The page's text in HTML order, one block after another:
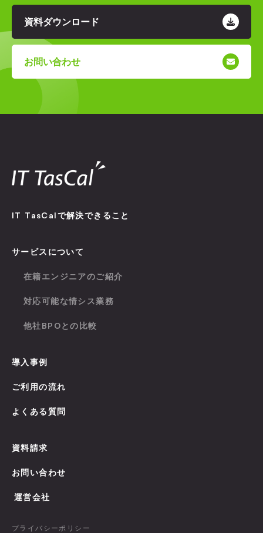
資料ダウンロード
お問い合わせ
IT TasCalで解決できること
サービスについて
在籍エンジニアのご紹介
対応可能な情シス業務
他社BPOとの比較
導入事例
ご利用の流れ
よくある質問
資料請求
お問い合わせ
運営会社
プライバシーポリシー